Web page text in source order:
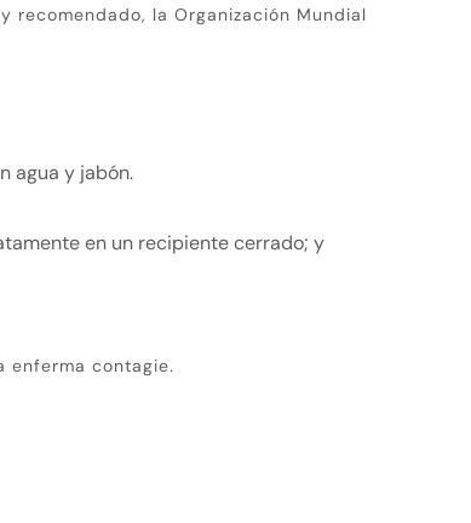
recomendado, la Organización Mundial
agua y jabón.
en un recipiente cerrado; y
enferma contagie.